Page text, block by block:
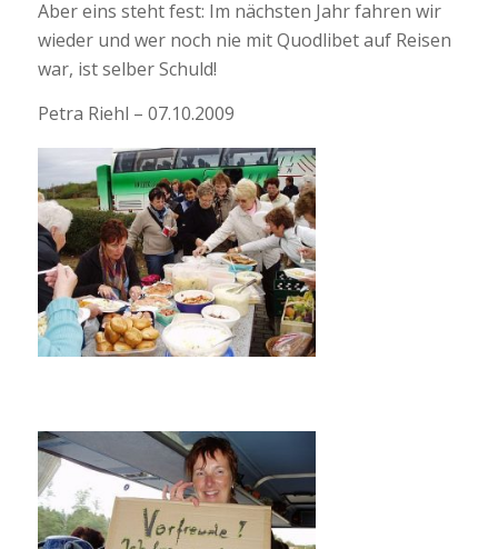
Aber eins steht fest: Im nächsten Jahr fahren wir
wieder und wer noch nie mit Quodlibet auf Reisen
war, ist selber Schuld!
Petra Riehl – 07.10.2009